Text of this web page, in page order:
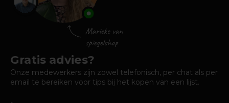
Gratis advies?
Onze medewerkers zijn zowel telefonisch, per chat als per
email te bereiken voor tips bij het kopen van een lijst.